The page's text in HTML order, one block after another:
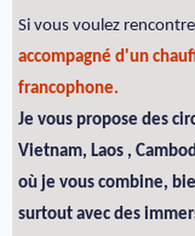
Si vous voulez
accompagné d'un
francophone.
Je vous propose des
Vietnam, Laos ,
où je vous combine,
surtout avec des